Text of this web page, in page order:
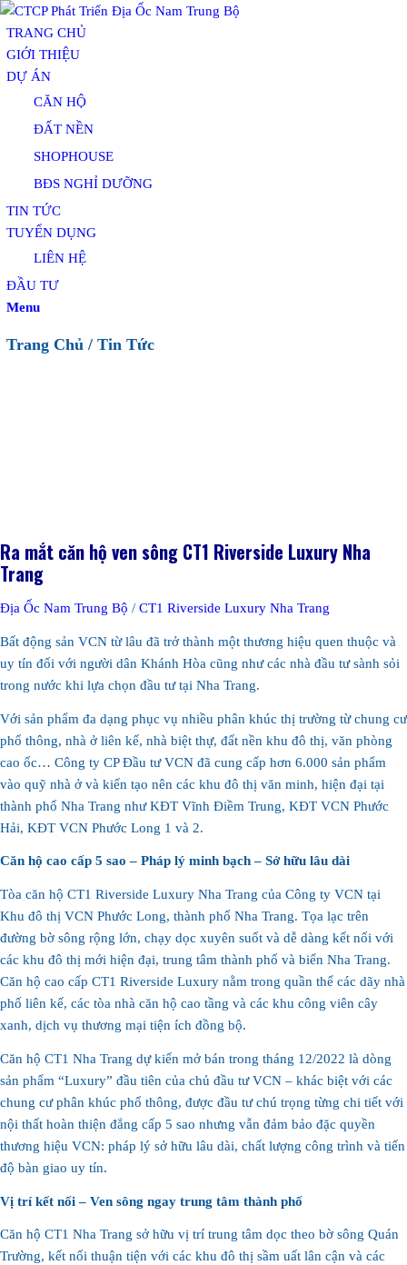
TRANG CHỦ
GIỚI THIỆU
DỰ ÁN
CĂN HỘ
ĐẤT NỀN
SHOPHOUSE
BĐS NGHỈ DƯỠNG
TIN TỨC
TUYỂN DỤNG
LIÊN HỆ
ĐẦU TƯ
Menu
Trang Chủ / Tin Tức
Ra mắt căn hộ ven sông CT1 Riverside Luxury Nha
Trang
Địa Ốc Nam Trung Bộ / CT1 Riverside Luxury Nha Trang
Bất động sản VCN từ lâu đã trở thành một thương hiệu quen thuộc và
uy tín đối với người dân Khánh Hòa cũng như các nhà đầu tư sành sỏi
trong nước khi lựa chọn đầu tư tại Nha Trang.
Với sản phẩm đa dạng phục vụ nhiều phân khúc thị trường từ chung cư
phổ thông, nhà ở liên kế, nhà biệt thự, đất nền khu đô thị, văn phòng
cao ốc… Công ty CP Đầu tư VCN đã cung cấp hơn 6.000 sản phẩm
vào quỹ nhà ở và kiến tạo nên các khu đô thị văn minh, hiện đại tại
thành phố Nha Trang như KĐT Vĩnh Điềm Trung, KĐT VCN Phước
Hải, KĐT VCN Phước Long 1 và 2.
Căn hộ cao cấp 5 sao – Pháp lý minh bạch – Sở hữu lâu dài
Tòa căn hộ CT1 Riverside Luxury Nha Trang của Công ty VCN tại
Khu đô thị VCN Phước Long, thành phố Nha Trang. Tọa lạc trên
đường bờ sông rộng lớn, chạy dọc xuyên suốt và dễ dàng kết nối với
các khu đô thị mới hiện đại, trung tâm thành phố và biển Nha Trang.
Căn hộ cao cấp CT1 Riverside Luxury nằm trong quần thể các dãy nhà
phố liên kế, các tòa nhà căn hộ cao tầng và các khu công viên cây
xanh, dịch vụ thương mại tiện ích đồng bộ.
Căn hộ CT1 Nha Trang dự kiến mở bán trong tháng 12/2022 là dòng
sản phẩm “Luxury” đầu tiên của chủ đầu tư VCN – khác biệt với các
chung cư phân khúc phổ thông, được đầu tư chú trọng từng chi tiết với
nội thất hoàn thiện đẳng cấp 5 sao nhưng vẫn đảm bảo đặc quyền
thương hiệu VCN: pháp lý sở hữu lâu dài, chất lượng công trình và tiến
độ bàn giao uy tín.
Vị trí kết nối – Ven sông ngay trung tâm thành phố
Căn hộ CT1 Nha Trang sở hữu vị trí trung tâm dọc theo bờ sông Quán
Trường, kết nối thuận tiện với các khu đô thị sầm uất lân cận và các